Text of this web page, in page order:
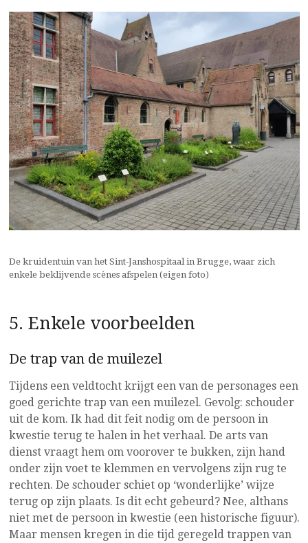
De kruidentuin van het Sint-Janshospitaal in Brugge, waar zich
enkele beklijvende scènes afspelen (eigen foto)
5. Enkele voorbeelden
De trap van de muilezel
Tijdens een veldtocht krijgt een van de personages een
goed gerichte trap van een muilezel. Gevolg: schouder
uit de kom. Ik had dit feit nodig om de persoon in
kwestie terug te halen in het verhaal. De arts van
dienst vraagt hem om voorover te bukken, zijn hand
onder zijn voet te klemmen en vervolgens zijn rug te
rechten. De schouder schiet op ‘wonderlijke’ wijze
terug op zijn plaats. Is dit echt gebeurd? Nee, althans
niet met de persoon in kwestie (een historische figuur).
Maar mensen kregen in die tijd geregeld trappen van